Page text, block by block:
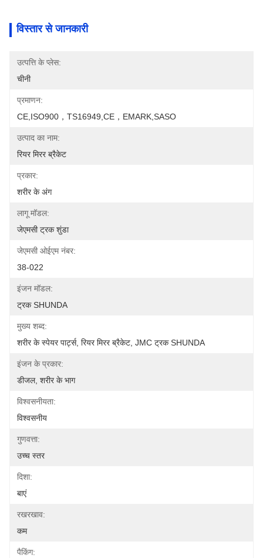
विस्तार से जानकारी
उत्पत्ति के प्लेस:
चीनी
प्रमाणन:
CE,ISO900，TS16949,CE，EMARK,SASO
उत्पाद का नाम:
रियर मिरर ब्रैकेट
प्रकार:
शरीर के अंग
लागू मॉडल:
जेएमसी ट्रक शुंडा
जेएमसी ओईएम नंबर:
38-022
इंजन मॉडल:
ट्रक SHUNDA
मुख्य शब्द:
शरीर के स्पेयर पार्ट्स, रियर मिरर ब्रैकेट, JMC ट्रक SHUNDA
इंजन के प्रकार:
डीजल, शरीर के भाग
विश्वसनीयता:
विश्वसनीय
गुणवत्ता:
उच्च स्तर
दिशा:
बाएं
रखरखाव:
कम
पैकिंग: